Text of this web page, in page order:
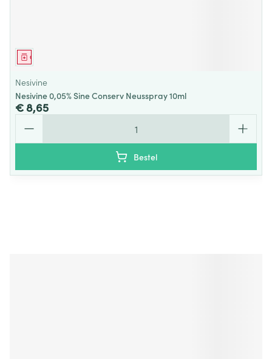
Geneesmiddel
Nesivine
Nesivine 0,05% Sine Conserv Neusspray 10ml
€ 8,65
Bestel